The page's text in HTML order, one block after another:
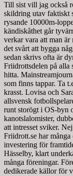
Till sist vill jag också
skildring utav faktiskt
rysande 10000m-
kändiskåthet går
verkar vara att man
det svårt att bygga
sedan skrivs ofta är
Friidrottsdelen på alla
hitta.
som finns tappar. Ta
krasst. Lovisa och
allsvensk
runt storögt i OS-byn
kanotslalomister,
att intresset sviker.
Friidrott.se har
investering för
Hässelby, klart
många föreningar.
dedikerade källor för